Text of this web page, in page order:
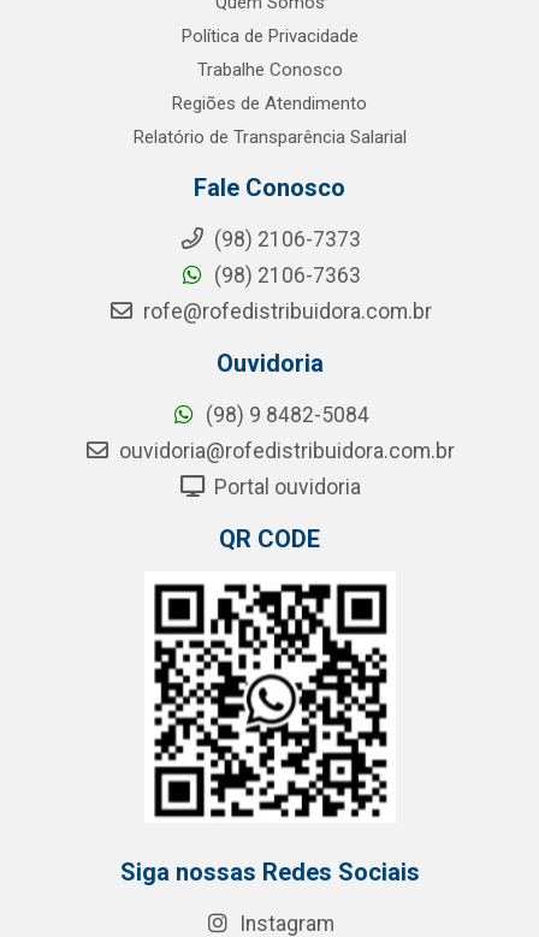
Política de Privacidade
Trabalhe Conosco
Regiões de Atendimento
Relatório de Transparência Salarial
Fale Conosco
(98) 2106-7373
(98) 2106-7363
rofe@rofedistribuidora.com.br
Ouvidoria
(98) 9 8482-5084
ouvidoria@rofedistribuidora.com.br
Portal ouvidoria
QR CODE
Siga nossas Redes Sociais
Instagram